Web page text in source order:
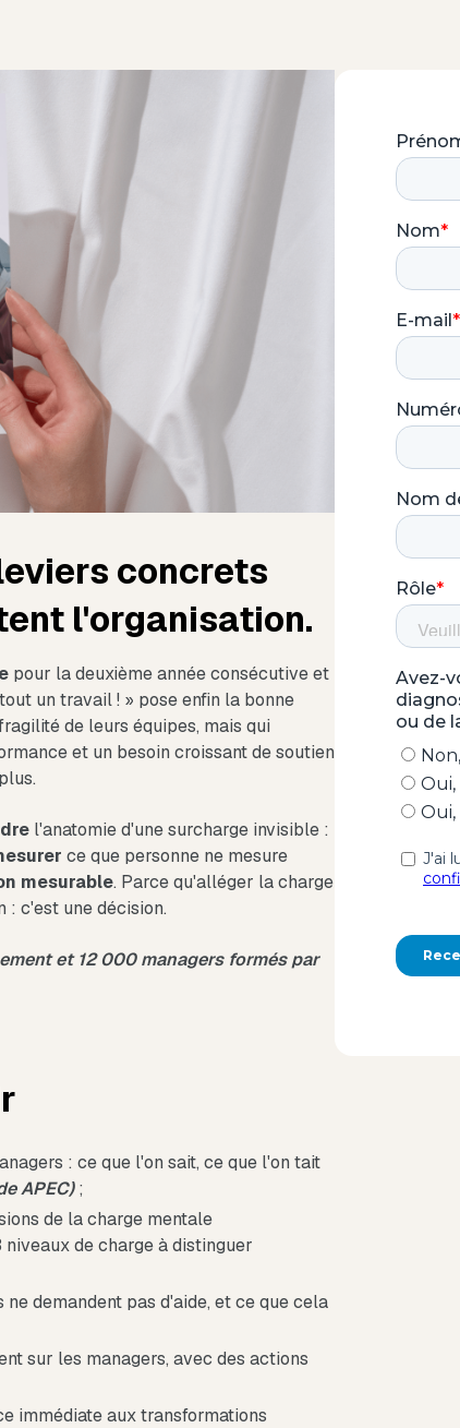
concrets
l'organisation.
pour la deuxième année consécutive et
un travail ! » pose enfin la bonne
de leurs équipes, mais qui
et un besoin croissant de soutien
l'anatomie d'une surcharge invisible :
ce que personne ne mesure
mesurable. Parce qu'alléger la charge
: c'est une décision.
et12 000 managers forméspar
: ce que l'on sait, ce que l'on tait
APEC);
de la charge mentale
de charge à distinguer
demandent pas d'aide, et ce que cela
sur les managers, avec des actions
immédiate aux transformations